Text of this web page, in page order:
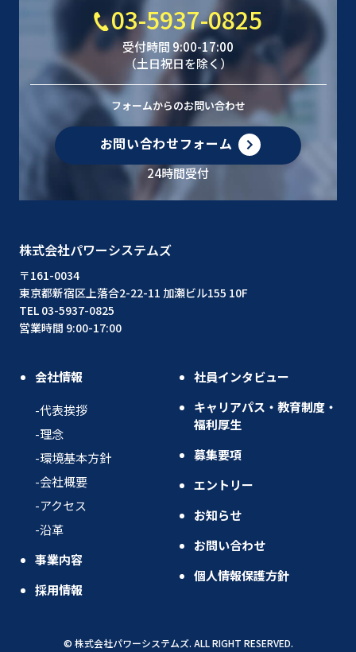
03-5937-0825
受付時間 9:00-17:00
（土日祝日を除く）
フォームからのお問い合わせ
お問い合わせフォーム
24時間受付
株式会社パワーシステムズ
〒161-0034
東京都新宿区上落合2-22-11 加瀬ビル155 10F
TEL 03-5937-0825
営業時間 9:00-17:00
会社情報
代表挨拶
理念
環境基本方針
会社概要
アクセス
沿革
事業内容
採用情報
社員インタビュー
キャリアパス・教育制度・
福利厚生
募集要項
エントリー
お知らせ
お問い合わせ
個人情報保護方針
© 株式会社パワーシステムズ. ALL RIGHT RESERVED.